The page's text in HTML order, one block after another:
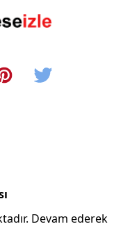
Devam ederek